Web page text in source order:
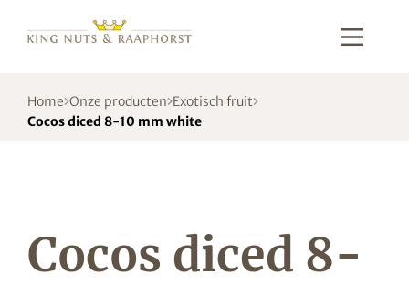
Home Onze producten Exotisch fruit
Cocos diced 8-10 mm white
Cocos diced 8-